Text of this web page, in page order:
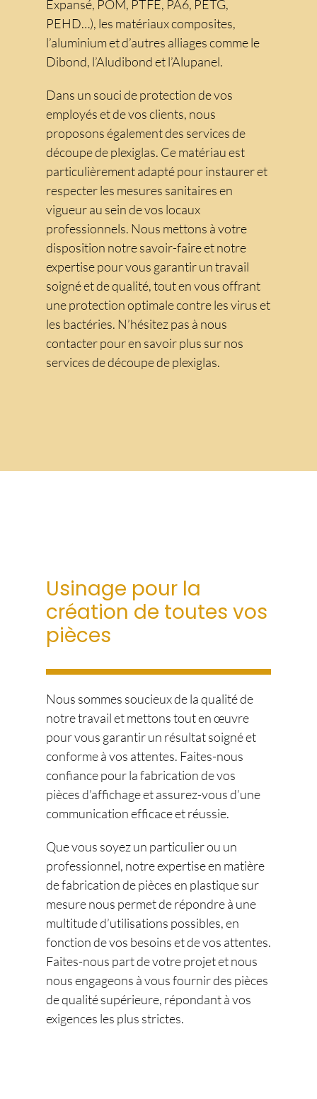
Expansé, POM, PTFE, PA6, PETG,
PEHD…), les matériaux composites,
l’aluminium et d’autres alliages comme le
Dibond, l’Aludibond et l’Alupanel.
Dans un souci de protection de vos
employés et de vos clients, nous
proposons également des services de
découpe de plexiglas. Ce matériau est
particulièrement adapté pour instaurer et
respecter les mesures sanitaires en
vigueur au sein de vos locaux
professionnels. Nous mettons à votre
disposition notre savoir-faire et notre
expertise pour vous garantir un travail
soigné et de qualité, tout en vous offrant
une protection optimale contre les virus et
les bactéries. N’hésitez pas à nous
contacter pour en savoir plus sur nos
services de découpe de plexiglas.
Usinage pour la
création de toutes vos
pièces
Nous sommes soucieux de la qualité de
notre travail et mettons tout en œuvre
pour vous garantir un résultat soigné et
conforme à vos attentes. Faites-nous
confiance pour la fabrication de vos
pièces d’affichage et assurez-vous d’une
communication efficace et réussie.
Que vous soyez un particulier ou un
professionnel, notre expertise en matière
de fabrication de pièces en plastique sur
mesure nous permet de répondre à une
multitude d’utilisations possibles, en
fonction de vos besoins et de vos attentes.
Faites-nous part de votre projet et nous
nous engageons à vous fournir des pièces
de qualité supérieure, répondant à vos
exigences les plus strictes.